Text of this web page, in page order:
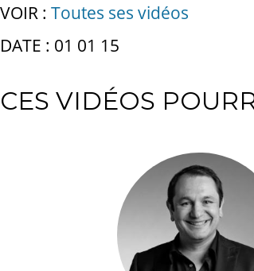
VOIR : Toutes ses vidéos
DATE : 01 01 15
CES VIDÉOS